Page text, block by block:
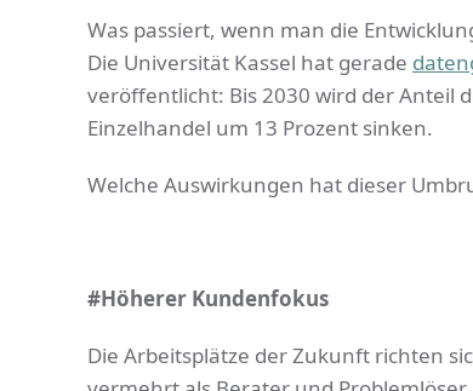
Was passiert, wenn man die
Die Universität Kassel hat gerade
veröffentlicht: Bis 2030 wird der Anteil
Einzelhandel um 13 Prozent sinken.
Welche Auswirkungen hat dieser
#Höherer Kundenfokus
Die Arbeitsplätze der Zukunft richten